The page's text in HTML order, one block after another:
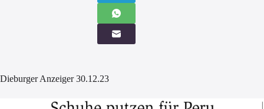
Dieburger Anzeiger 30.12.23